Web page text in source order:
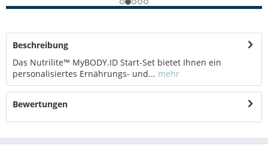
Beschreibung
Das Nutrilite™ MyBODY.ID Start-Set bietet Ihnen ein
personalisiertes Ernährungs- und... mehr
Bewertungen